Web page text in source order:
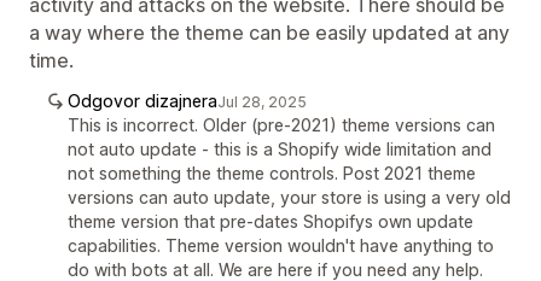
a way where the theme can be easily updated at any
time.
Odgovor dizajneraJul 28, 2025
This is incorrect. Older (pre-2021) theme versions can
not auto update - this is a Shopify wide limitation and
not something the theme controls. Post 2021 theme
versions can auto update, your store is using a very old
theme version that pre-dates Shopifys own update
capabilities. Theme version wouldn't have anything to
do with bots at all. We are here if you need any help.